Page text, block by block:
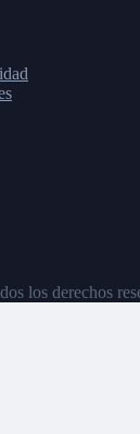
los derechos